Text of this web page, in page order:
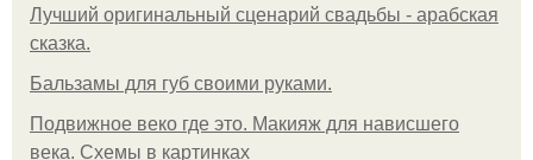
Лучший оригинальный сценарий свадьбы - арабская
сказка.
Бальзамы для губ своими руками.
Подвижное веко где это. Макияж для нависшего
века. Схемы в картинках